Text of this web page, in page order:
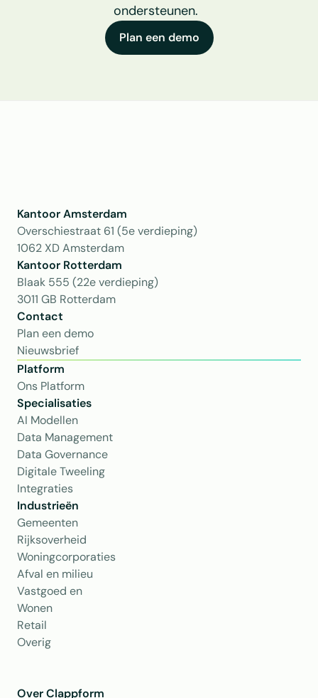
ondersteunen.
Plan een demo
Kantoor Amsterdam
Overschiestraat 61 (5e verdieping)
1062 XD Amsterdam
Kantoor Rotterdam
Blaak 555 (22e verdieping)
3011 GB Rotterdam
Contact
Plan een demo
Nieuwsbrief
Platform
Ons Platform
Specialisaties
AI Modellen
Data Management
Data Governance
Digitale Tweeling
Integraties
Industrieën
Gemeenten
Rijksoverheid
Woningcorporaties
Afval en milieu
Vastgoed en
Wonen
Retail
Overig
Over Clappform